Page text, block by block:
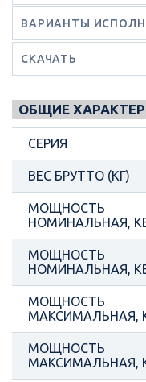
ВАРИАНТЫ
СКАЧАТЬ
ОБЩИЕ
СЕРИЯ
ВЕС БРУТТО (КГ)
МОЩНОСТЬ
НОМИНАЛЬНАЯ,
МОЩНОСТЬ
НОМИНАЛЬНАЯ,
МОЩНОСТЬ
МАКСИМАЛЬНАЯ,
МОЩНОСТЬ
МАКСИМАЛЬНАЯ,